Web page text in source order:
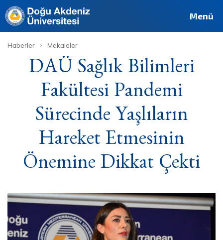
Site Personel
Deutsch Français Menü
Haberler › Makaleler
DAÜ Sağlık Bilimleri
Fakültesi Pandemi
Sürecinde Yaşlıların
Hareket Etmesinin
Önemine Dikkat Çekti